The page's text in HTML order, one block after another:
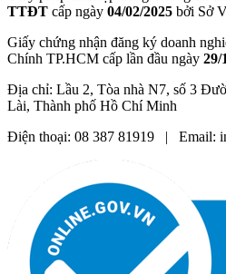
TTĐT cấp ngày 04/02/2025 bởi Sở
Giấy chứng nhận đăng ký doanh
Chính TP.HCM cấp lần đầu ngày 29/
Địa chỉ: Lầu 2, Tòa nhà N7, số 3
Lài, Thành phố Hồ Chí Minh
Điện thoại: 08 387 81919 | Email: